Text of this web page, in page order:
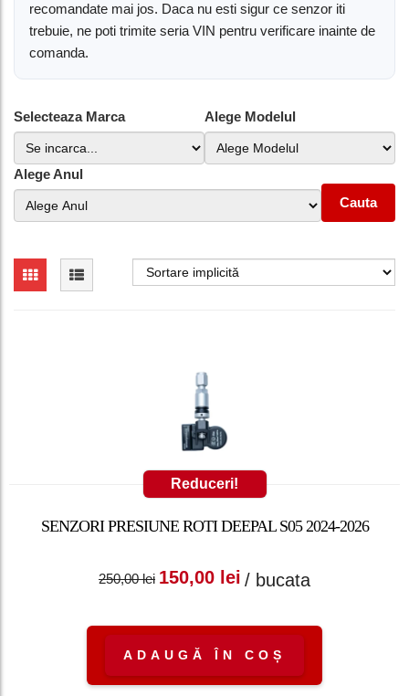
recomandate mai jos. Daca nu esti sigur ce senzor iti
trebuie, ne poti trimite seria VIN pentru verificare inainte de
comanda.
Selecteaza Marca Alege Modelul
Alege Anul
Cauta
Reduceri!
SENZORI PRESIUNE ROTI DEEPAL S05 2024-2026
250,00lei
Prețul inițial a fost:
150,00 lei
Prețul curent
/ bucata
ADAUGĂ ÎN COȘ